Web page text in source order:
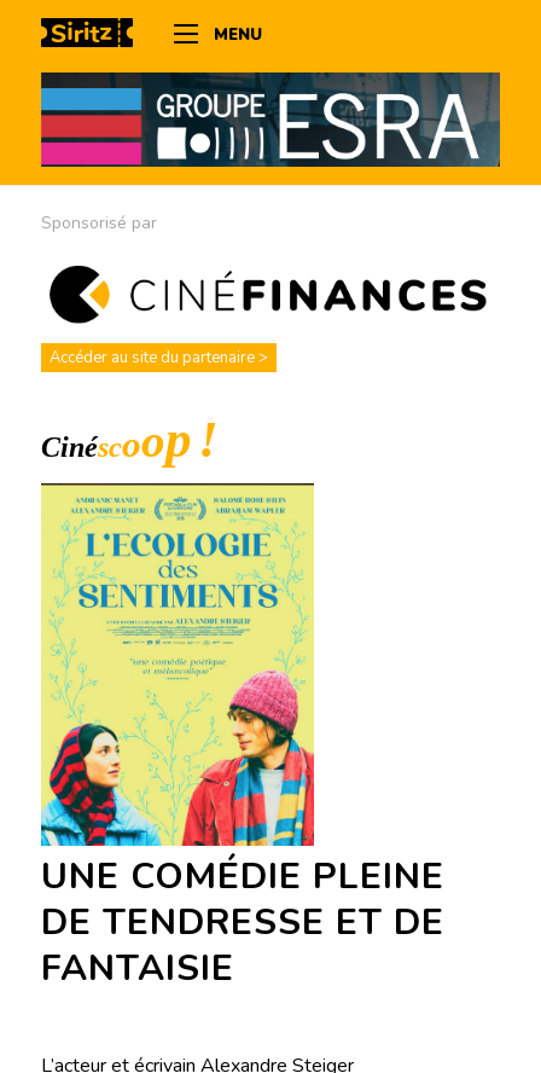
MENU
Sponsorisé par
Accéder au site du partenaire >
UNE COMÉDIE PLEINE
DE TENDRESSE ET DE
FANTAISIE
L’acteur et écrivain Alexandre Steiger